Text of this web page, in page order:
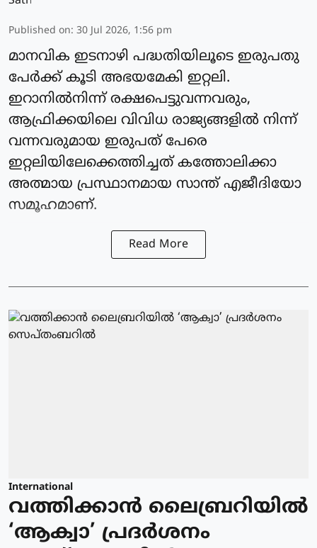
Published on: 30 Jul 2026, 1:56 pm
മാനവിക ഇടനാഴി പദ്ധതിയിലൂടെ ഇരുപതു
പേര്‍ക്ക് കൂടി അഭയമേകി ഇറ്റലി.
ഇറാനില്‍നിന്ന് രക്ഷപെട്ടുവന്നവരും,
ആഫ്രിക്കയിലെ വിവിധ രാജ്യങ്ങളില്‍ നിന്ന്
വന്നവരുമായ ഇരുപത് പേരെ
ഇറ്റലിയിലേക്കെത്തിച്ചത് കത്തോലിക്കാ
അത്മായ പ്രസ്ഥാനമായ സാന്ത് എജീദിയോ
സമൂഹമാണ്.
Read More
International
വത്തിക്കാന്‍ ലൈബ്രറിയില്‍
‘ആക്വാ’ പ്രദര്‍ശനം